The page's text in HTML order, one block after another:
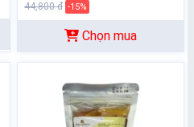
44,800 đ -15%
Chọn mua